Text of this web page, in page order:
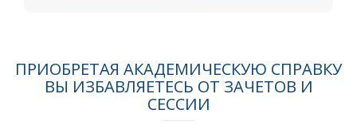
ПРИОБРЕТАЯ АКАДЕМИЧЕСКУЮ СПРАВКУ
ВЫ ИЗБАВЛЯЕТЕСЬ ОТ ЗАЧЕТОВ И
СЕССИИ